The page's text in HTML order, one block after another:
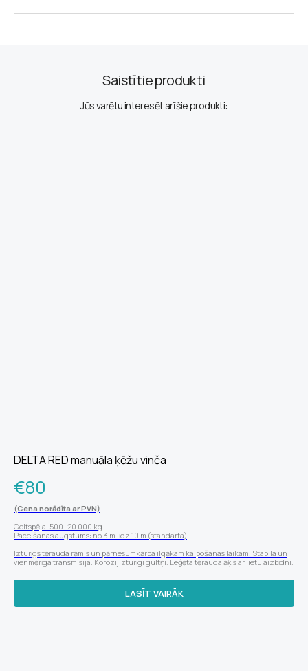
Jūs varētu interesēt arī šie produkti:
Saistītie produkti
DELTA RED manuāla ķēžu vinča
€80
(Cena norādīta ar PVN)
Celtspēja: 500–20 000 kg
Pacelšanas augstums: no 3 m līdz 10 m (standarta)
Izturīgs tērauda rāmis un pārnesumkārba ilgākam kalpošanas laikam. Stabila un
vienmērīga transmisija. Korozijizturīgi gultņi. Leģēta tērauda āķis ar lietu aizbīdni.
LASĪT VAIRĀK